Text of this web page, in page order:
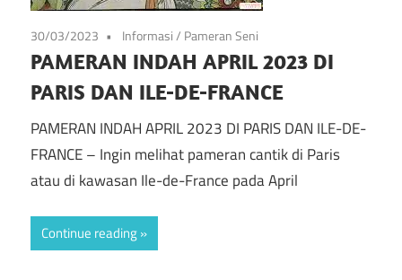
dan
festival
lainnya
30/03/2023 Informasi/ Pameran Seni
PAMERAN INDAH APRIL 2023 DI
PARIS DAN ILE-DE-FRANCE
PAMERAN INDAH APRIL 2023 DI PARIS DAN ILE-DE-
FRANCE – Ingin melihat pameran cantik di Paris
atau di kawasan Ile-de-France pada April
Continue reading